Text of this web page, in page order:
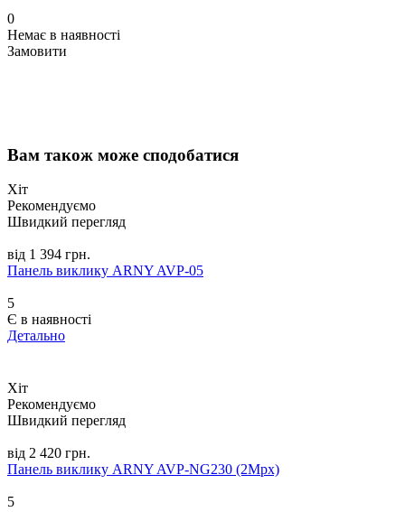
0
Немає в наявності
Замовити
Вам також може сподобатися
Хіт
Рекомендуємо
Швидкий перегляд
від 1 394 грн.
Панель виклику ARNY AVP-05
5
Є в наявності
Детально
Хіт
Рекомендуємо
Швидкий перегляд
від 2 420 грн.
Панель виклику ARNY AVP-NG230 (2Mpx)
5